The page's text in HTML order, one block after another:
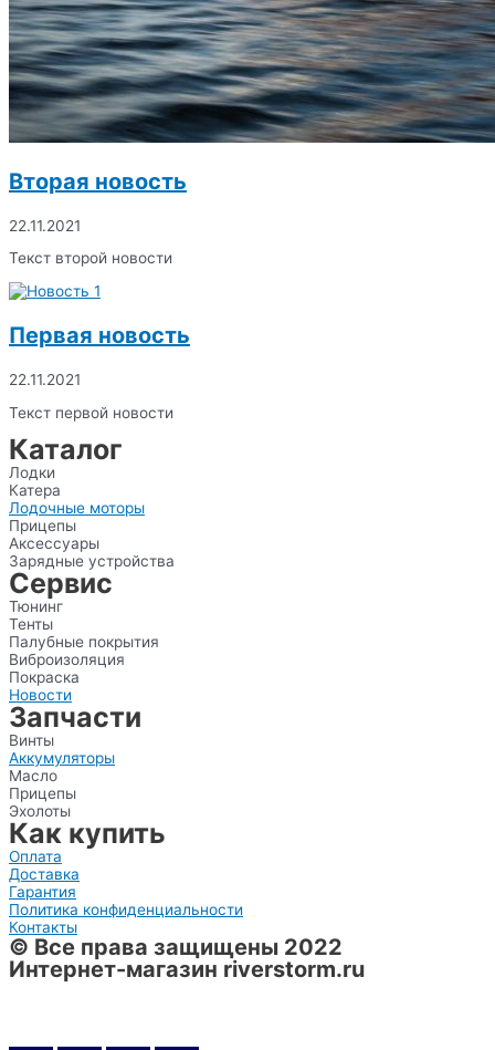
Вторая новость
22.11.2021
Текст второй новости
Первая новость
22.11.2021
Текст первой новости
Каталог
Лодки
Катера
Лодочные моторы
Прицепы
Аксессуары
Зарядные устройства
Сервис
Тюнинг
Тенты
Палубные покрытия
Виброизоляция
Покраска
Новости
Запчасти
Винты
Аккумуляторы
Масло
Прицепы
Эхолоты
Как купить
Оплата
Доставка
Гарантия
Политика конфиденциальности
Контакты
© Все права защищены 2022
Интернет-магазин riverstorm.ru